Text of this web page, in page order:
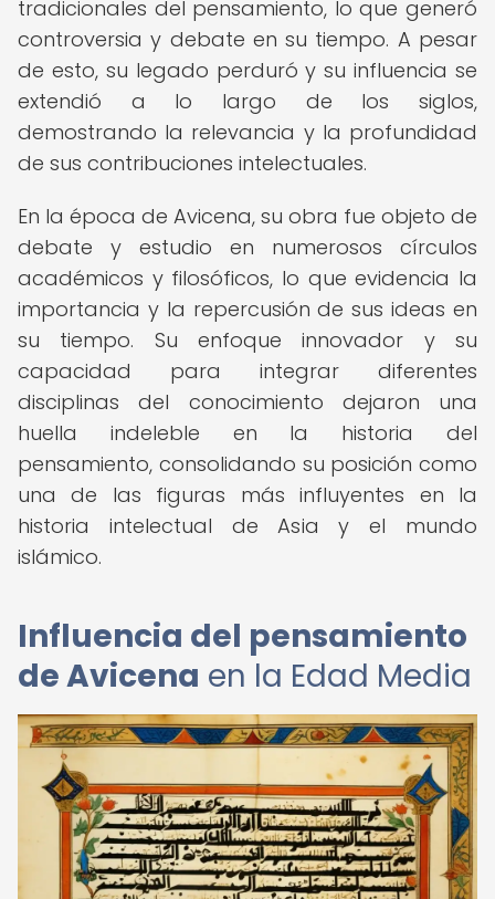
tradicionales del pensamiento, lo que generó
controversia y debate en su tiempo. A pesar
de esto, su legado perduró y su influencia se
extendió a lo largo de los siglos,
demostrando la relevancia y la profundidad
de sus contribuciones intelectuales.
En la época de Avicena, su obra fue objeto de
debate y estudio en numerosos círculos
académicos y filosóficos, lo que evidencia la
importancia y la repercusión de sus ideas en
su tiempo. Su enfoque innovador y su
capacidad para integrar diferentes
disciplinas del conocimiento dejaron una
huella indeleble en la historia del
pensamiento, consolidando su posición como
una de las figuras más influyentes en la
historia intelectual de Asia y el mundo
islámico.
Influencia del pensamiento
de Avicena en la Edad Media